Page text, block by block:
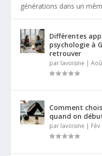
générations dans un
Différentes
psychologie à
retrouver
par lavoisine |
Comment
quand on
par lavoisine |